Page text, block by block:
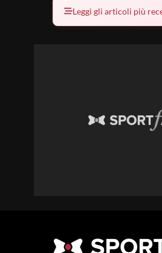
Leggi gli articoli più